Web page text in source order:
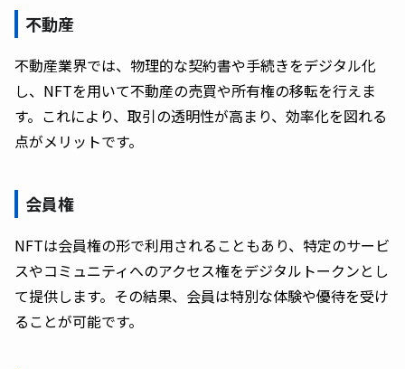
不動産
不動産業界では、物理的な契約書や手続きをデジタル化
し、NFTを用いて不動産の売買や所有権の移転を行えま
す。これにより、取引の透明性が高まり、効率化を図れる
点がメリットです。
会員権
NFTは会員権の形で利用されることもあり、特定のサービ
スやコミュニティへのアクセス権をデジタルトークンとし
て提供します。その結果、会員は特別な体験や優待を受け
ることが可能です。